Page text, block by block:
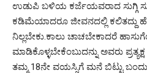
ಉಡುಪಿ ಬಳಿಯ ಕರ್ಜೆಯವರಾದ ಸುಗ್ಗಿ
ಕಡಿಮೆಯಾದರೂ ಜೀವನದಲ್ಲಿ ಕಲಿತದ್ದು
ನಿಲ್ಲಬೇಕು.ಕಾಲು ಚಾಚಬೇಕಾದರೆ
ಮಾಡಿಕೊಳ್ಳಬೇಕೆಂಬುದನ್ನು ಅವರು
ತಮ್ಮ 18ನೇ ವಯಸ್ಸಿಗೆ ಮನೆ ಬಿಟ್ಟು